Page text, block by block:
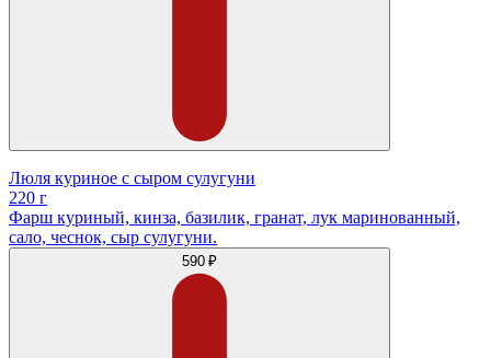
Люля куриное с сыром сулугуни
220 г
Фарш куриный, кинза, базилик, гранат, лук маринованный,
сало, чеснок, сыр сулугуни.
590 ₽